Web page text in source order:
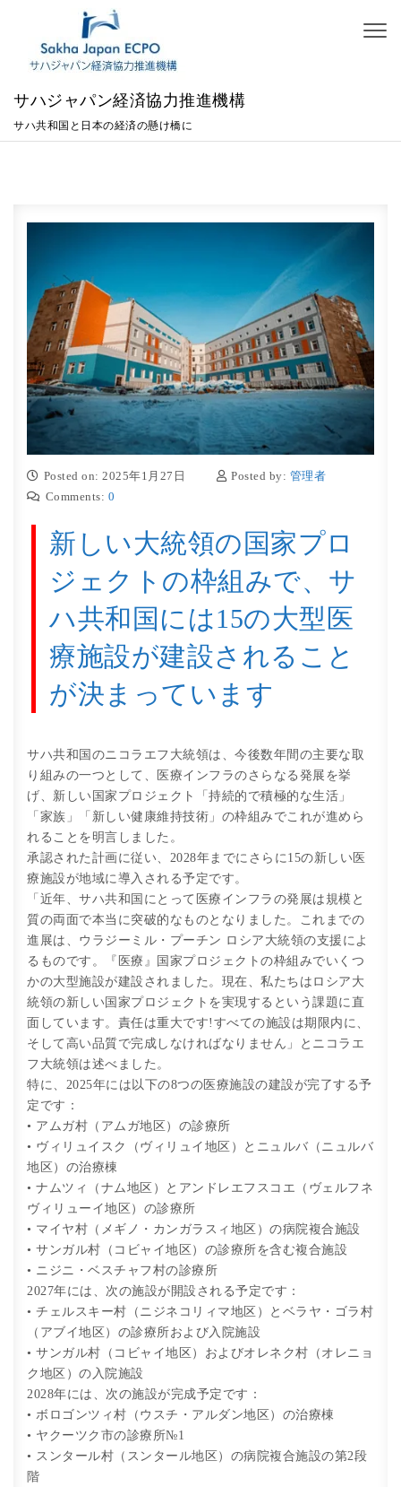
Skip to content
サハジャパン経済協力推進機構
サハ共和国と日本の経済の懸け橋に
Posted on: 2025年1月27日 Posted by: 管理者
Comments: 0
新しい大統領の国家プロ
ジェクトの枠組みで、サ
ハ共和国には15の大型医
療施設が建設されること
が決まっています
サハ共和国のニコラエフ大統領は、今後数年間の主要な取
り組みの一つとして、医療インフラのさらなる発展を挙
げ、新しい国家プロジェクト「持続的で積極的な生活」
「家族」「新しい健康維持技術」の枠組みでこれが進めら
れることを明言しました。
承認された計画に従い、2028年までにさらに15の新しい医
療施設が地域に導入される予定です。
「近年、サハ共和国にとって医療インフラの発展は規模と
質の両面で本当に突破的なものとなりました。これまでの
進展は、ウラジーミル・プーチン ロシア大統領の支援によ
るものです。『医療』国家プロジェクトの枠組みでいくつ
かの大型施設が建設されました。現在、私たちはロシア大
統領の新しい国家プロジェクトを実現するという課題に直
面しています。責任は重大です!すべての施設は期限内に、
そして高い品質で完成しなければなりません」とニコラエ
フ大統領は述べました。
特に、2025年には以下の8つの医療施設の建設が完了する予
定です：
• アムガ村（アムガ地区）の診療所
• ヴィリュイスク（ヴィリュイ地区）とニュルバ（ニュルバ
地区）の治療棟
• ナムツィ（ナム地区）とアンドレエフスコエ（ヴェルフネ
ヴィリューイ地区）の診療所
• マイヤ村（メギノ・カンガラスィ地区）の病院複合施設
• サンガル村（コビャイ地区）の診療所を含む複合施設
• ニジニ・ベスチャフ村の診療所
2027年には、次の施設が開設される予定です：
• チェルスキー村（ニジネコリィマ地区）とベラヤ・ゴラ村
（アブイ地区）の診療所および入院施設
• サンガル村（コビャイ地区）およびオレネク村（オレニョ
ク地区）の入院施設
2028年には、次の施設が完成予定です：
• ボロゴンツィ村（ウスチ・アルダン地区）の治療棟
• ヤクーツク市の診療所№1
• スンタール村（スンタール地区）の病院複合施設の第2段
階